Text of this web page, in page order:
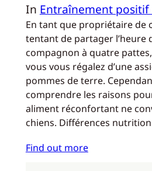
In Entraînement positif
En tant que propriétaire de
tentant de partager l’heure
compagnon à quatre
vous vous régalez d’une
pommes de terre.
comprendre les raisons
aliment réconfortant ne
chiens. Différences
Find out more